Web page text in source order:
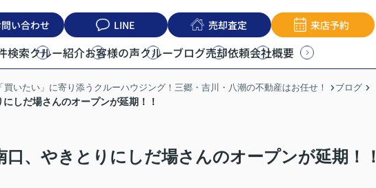
い合わせ LINE 売却査定 来店予約
検索クルー紹介お客様の声クルーブログ売却依頼会社概要
買いたい」に寄り添うクルーハウジング！三郷・吉川・八潮の不動産はお任せ！ ブログ
しだ場さんのオープンが延期！！
口、やきとりにしだ場さんのオープンが延期！！